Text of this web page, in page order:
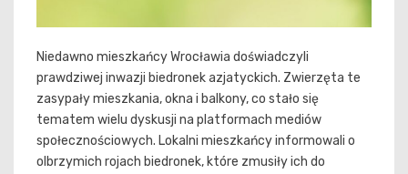
Niedawno mieszkańcy Wrocławia doświadczyli
prawdziwej inwazji biedronek azjatyckich. Zwierzęta te
zasypały mieszkania, okna i balkony, co stało się
tematem wielu dyskusji na platformach mediów
społecznościowych. Lokalni mieszkańcy informowali o
olbrzymich rojach biedronek, które zmusiły ich do